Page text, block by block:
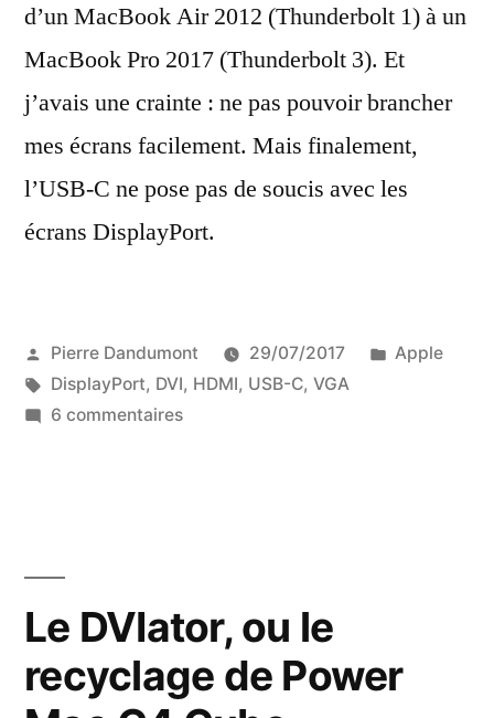
d’un MacBook Air 2012 (Thunderbolt 1) à un
MacBook Pro 2017 (Thunderbolt 3). Et
j’avais une crainte : ne pas pouvoir brancher
mes écrans facilement. Mais finalement,
l’USB-C ne pose pas de soucis avec les
écrans DisplayPort.
Publié
par
Pierre Dandumont 29/07/2017
Publié
Apple
Étiquettes :
DisplayPort, DVI, HDMI, USB-C, VGA
6 commentairessur
Pro
de
Le DVIator, ou le
recyclage de Power